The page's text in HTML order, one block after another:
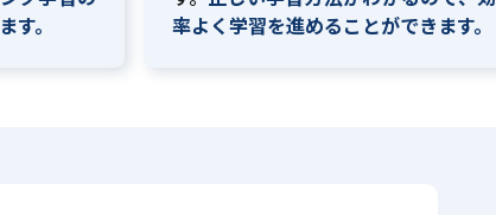
す。
率よく学習を進めることができます。